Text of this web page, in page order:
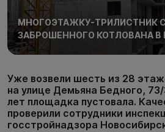
МНОГОЭТАЖКУ-ТРИЛИСТНИК
ЗАБРОШЕННОГО КОТЛОВАНА В
Уже возвели шесть из 28
на улице Демьяна Бедного,
лет площадка пустовала.
проверили сотрудники
госстройнадзора